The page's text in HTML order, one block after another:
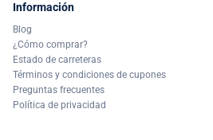
Información
Blog
¿Cómo comprar?
Estado de carreteras
Términos y condiciones de cupones
Preguntas frecuentes
Política de privacidad